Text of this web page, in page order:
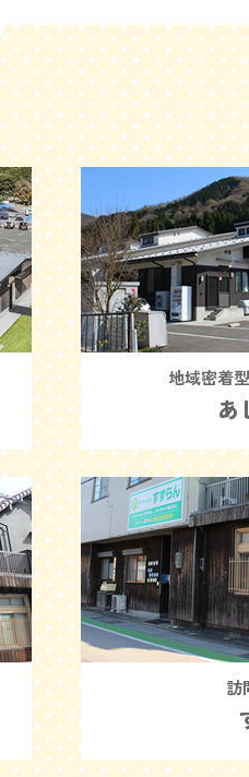
地域密着
あ
訪